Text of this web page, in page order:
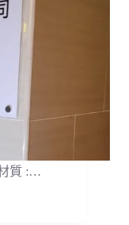
質 :…